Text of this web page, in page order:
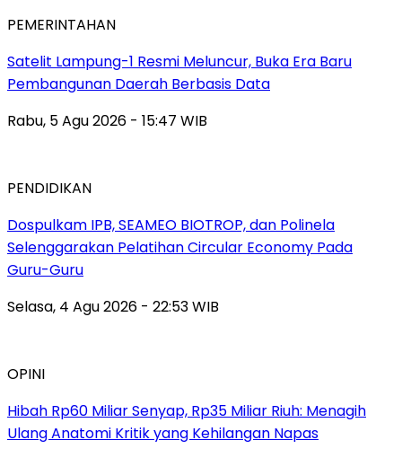
PEMERINTAHAN
Satelit Lampung-1 Resmi Meluncur, Buka Era Baru
Pembangunan Daerah Berbasis Data
Rabu, 5 Agu 2026 - 15:47 WIB
PENDIDIKAN
Dospulkam IPB, SEAMEO BIOTROP, dan Polinela
Selenggarakan Pelatihan Circular Economy Pada
Guru-Guru
Selasa, 4 Agu 2026 - 22:53 WIB
OPINI
Hibah Rp60 Miliar Senyap, Rp35 Miliar Riuh: Menagih
Ulang Anatomi Kritik yang Kehilangan Napas